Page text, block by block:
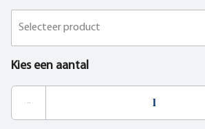
Selecteer product
Kies een aantal